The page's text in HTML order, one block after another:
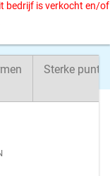
bedrijf is verkocht en/of
Sterke